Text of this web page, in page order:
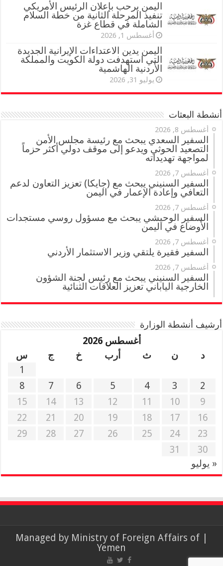
اليمن يرحب بإعلان الرئيس الأمريكي
تنفيذ المرحلة الثانية من خطة السلام
الشاملة في قطاع غزة
أغسطس 1, 2026
اليمن يدين الاعتداءات الإيرانية الجديدة
التي استهدفت دولة الكويت والمملكة
الأردنية الهاشمية
يوليو 31, 2026
أنشطة البعثات
أغسطس 8, 2026
السفير السعدي يبحث مع رئيسة مجلس الأمن
التصعيد الحوثي ويدعو إلى موقف دولي أكثر حزماً
لمواجهة تهديداته
أغسطس 7, 2026
السفير السنيني يبحث مع (جايكا) تعزيز التعاون لدعم
التعافي وإعادة الإعمار في اليمن
أغسطس 7, 2026
السفير الوحيشي يبحث مع مسؤول روسي مستجدات
الأوضاع في اليمن
أغسطس 7, 2026
السفير فقيرة يلتقي وزير الاستثمار الأردني
أغسطس 7, 2026
السفير السنيني يبحث مع رئيس لجنة الشؤون
الخارجية الياباني تعزيز العلاقات الثنائية
أرشيف أنشطة الوزارة
أغسطس 2026
د
ن ث أرب خ ج
س
1
2
3
4
5
6
7
8
9
10
11
12
13
14
15
16
17
18
19
20
21
22
23
24
25
26
27
28
29
30
31
« يوليو
Ministry of Foreign Affairs of
Yemen